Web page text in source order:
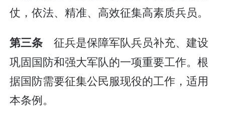
仗，依法、精准、高效征集高素质兵员。
第三条 征兵是保障军队兵员补充、建设
巩固国防和强大军队的一项重要工作。根
据国防需要征集公民服现役的工作，适用
本条例。